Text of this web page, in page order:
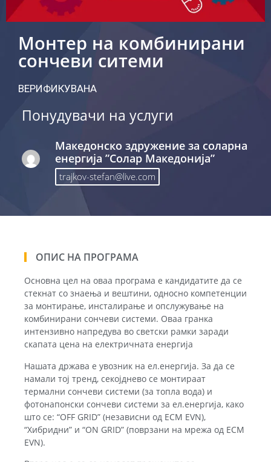
Монтер на комбинирани
сончеви ситеми
ВЕРИФИКУВАНА
Понудувачи на услуги
Македонско здружение за соларна
енергија ”Солар Македонија”
trajkov-stefan@live.com
ОПИС НА ПРОГРАМА
Основна цел на оваа програма е кандидатите да се
стекнат со знаења и вештини, односно компетенции
за монтирање, инсталирање и опслужување на
комбинирани сончеви системи. Оваа гранка
интензивно напредува во светски рамки заради
скапата цена на електричната енергија
Нашата држава е увозник на ел.енергија. За да се
намали тој тренд, секојднево се монтираат
термални сончеви системи (за топла вода) и
фотонапонски сончеви системи за ел.енергија, како
што се: “OFF GRID” (независни од EСМ EVN),
“Хибридни” и “ON GRID” (поврзани на мрежа од ЕСМ
EVN).